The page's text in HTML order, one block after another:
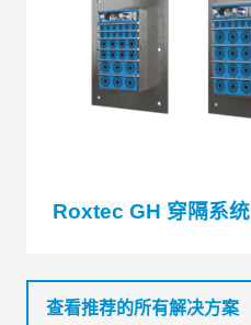
Roxtec GH 穿隔系统
查看推荐的所有解决方案